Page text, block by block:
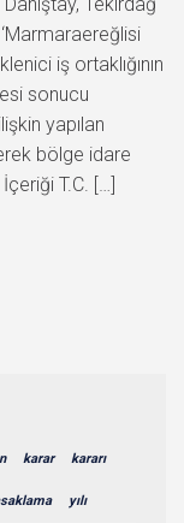
iş ortaklığının
sonucu
yapılan
bölge idare
T.C. […]
karar kararı
yılı